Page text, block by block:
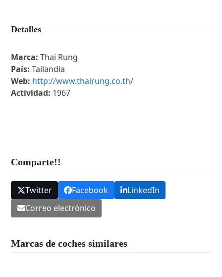
Detalles
Marca:Thai Rung
País:Tailandia
Web: http://www.thairung.co.th/
Actividad: 1967
Comparte!!
Twitter Facebook
LinkedIn
Correo electrónico
Marcas de coches similares